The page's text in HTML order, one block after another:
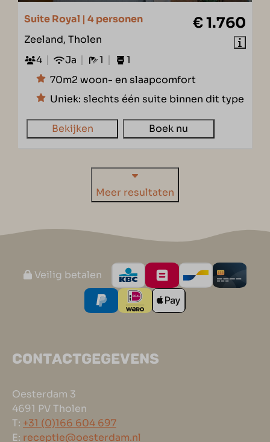
€ 1.760
Suite Royal | 4 personen
Zeeland, Tholen
4
Ja 1
1
70m2 woon- en slaapcomfort
Uniek: slechts één suite binnen dit type
Bekijken Boek nu
Meer resultaten
Veilig betalen
CONTACTGEGEVENS
Oesterdam 3
4691 PV Tholen
T: +31 (0)166 604 697
E: receptie@oesterdam.nl